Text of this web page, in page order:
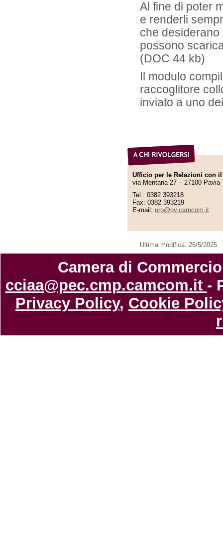
Al fine di poter
e renderli
che
possono
(DOC 44 kb)
Il modulo
raccoglitore
inviato a uno
Ufficio per le Relazioni con
via Mentana 27 – 27100 Pavia
Tel.: 0382 393218
Fax: 0382 393219
E-mail: urp@pv.camcom.it
Ultima modifica: 26/5/2025
Camera di
cciaa@pec.cmp.camcom.it -
Privacy Policy, Cookie